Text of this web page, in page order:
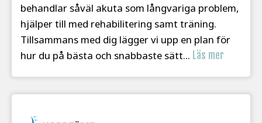
behandlar såväl akuta som långvariga problem,
hjälper till med rehabilitering samt träning.
Tillsammans med dig lägger vi upp en plan för
hur du på bästa och snabbaste sätt... Läs mer